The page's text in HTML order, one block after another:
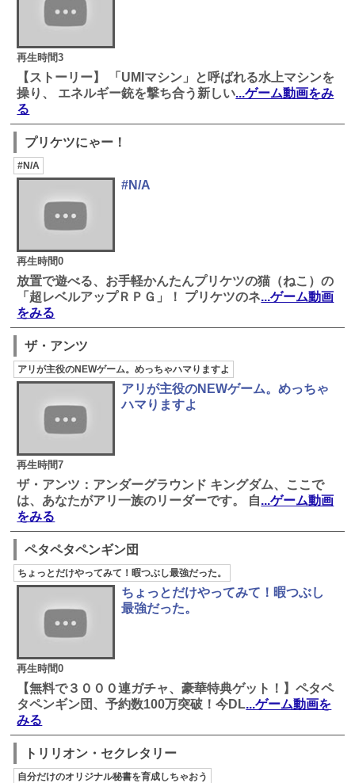
再生時間3
【ストーリー】 「UMIマシン」と呼ばれる水上マシンを
操り、 エネルギー銃を撃ち合う新しい...ゲーム動画をみ
る
プリケツにゃー！
#N/A
再生時間0
#N/A
放置で遊べる、お手軽かんたんプリケツの猫（ねこ）の
「超レベルアップＲＰＧ」！ プリケツのネ...ゲーム動画
をみる
ザ・アンツ
アリが主役のNEWゲーム。めっちゃハマりますよ
再生時間7
アリが主役のNEWゲーム。めっちゃ
ハマりますよ
ザ・アンツ：アンダーグラウンド キングダム、ここで
は、あなたがアリ一族のリーダーです。 自...ゲーム動画
をみる
ペタペタペンギン団
ちょっとだけやってみて！暇つぶし最強だった。
再生時間0
ちょっとだけやってみて！暇つぶし
最強だった。
【無料で３０００連ガチャ、豪華特典ゲット！】ペタペ
タペンギン団、予約数100万突破！今DL...ゲーム動画を
みる
トリリオン・セクレタリー
自分だけのオリジナル秘書を育成しちゃおう